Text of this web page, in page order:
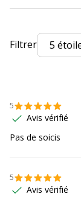
Garantie
Garantie
Filtrer
5
Avis vérifié
Pas de soicis
5
Avis vérifié